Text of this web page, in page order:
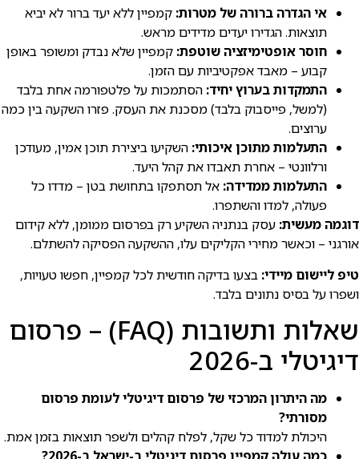
אי הגדרה ברורה של מטרות: קמפיין ללא יעד ברור לא יביא
תוצאות. הגדירו יעדים מדידים מראש.
חוסר אופטימיזציה שוטפת: קמפיין שלא נבדק ומשופר באופן
קבוע – מאבד אפקטיביות עם הזמן.
התמקדות בערוץ יחיד: הסתמכות על פלטפורמה אחת בלבד
(למשל, פייסבוק בלבד) מסכנת את העסק. פזרו השקעה בין כמה
ערוצים.
התעלמות מתוכן איכותי: השקיעו ביצירת תוכן אמין, מעודכן
ורלוונטי – אחרת תאבדו את קהל היעד.
התעלמות ממדידה: אל תסתפקו בתחושת בטן – מדדו כל
פעולה, למדו והשתפרו.
דוגמה מעשית: עסק בנתניה השקיע רק בפרסום ממומן, ללא קידום
אורגני – וכאשר מחירי הקליקים עלו, ההשקעה הפסיקה להשתלם.
טיפ ליישום מיידי: בצעו בדיקה חודשית לכל קמפיין, חפשו טעויות,
ושפרו על בסיס נתונים בלבד.
שאלות ותשובות (FAQ) – פרסום
דיגיטלי ב-2026
מה היתרון המרכזי של פרסום דיגיטלי לעומת פרסום
מסורתי?
היכולת למדוד כל שקל, לפלח קהלים ולשפר תוצאות בזמן אמת.